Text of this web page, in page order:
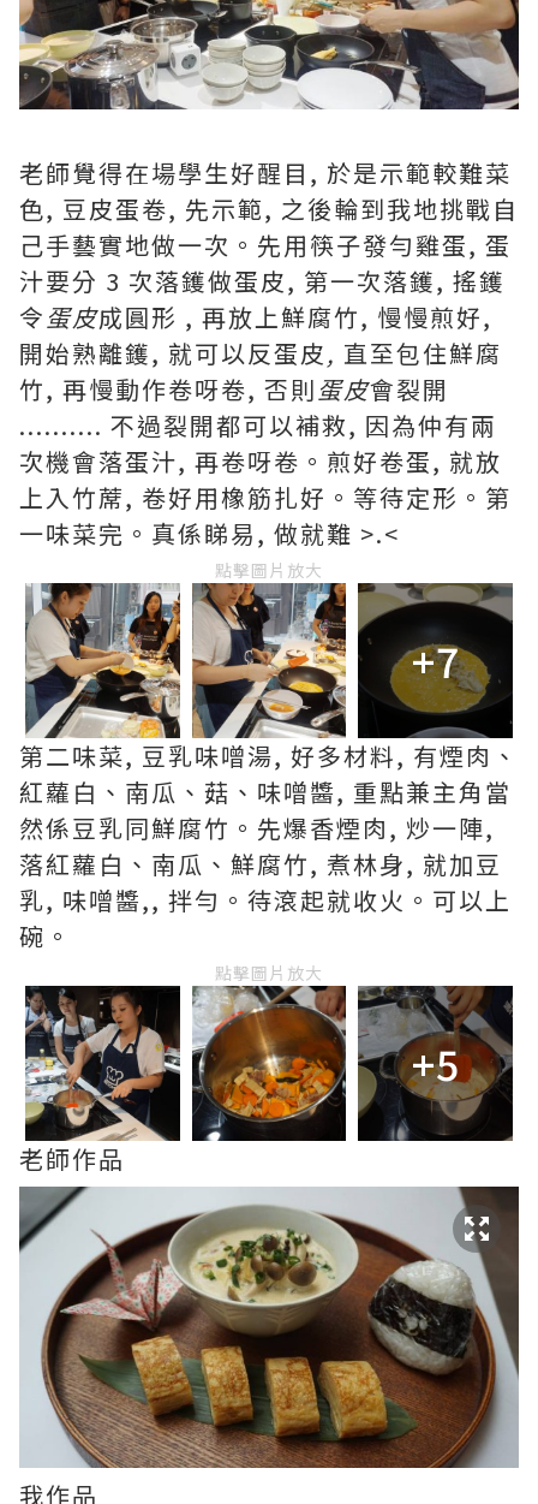
老師覺得在場學生好醒目, 於是示範較難菜
色, 豆皮蛋卷, 先示範, 之後輪到我地挑戰自
己手藝實地做一次。先用筷子發勻雞蛋, 蛋
汁要分 3 次落鑊做蛋皮, 第一次落鑊, 搖鑊
令蛋皮成圓形 , 再放上鮮腐竹, 慢慢煎好,
開始熟離鑊, 就可以反蛋皮, 直至包住鮮腐
竹, 再慢動作卷呀卷, 否則蛋皮會裂開
.......... 不過裂開都可以補救, 因為仲有兩
次機會落蛋汁, 再卷呀卷。煎好卷蛋, 就放
上入竹蓆, 卷好用橡筋扎好。等待定形。第
一味菜完。真係睇易, 做就難 >.<
點擊圖片放大
+7
第二味菜, 豆乳味噌湯, 好多材料, 有煙肉、
紅蘿白、南瓜、菇、味噌醬, 重點兼主角當
然係豆乳同鮮腐竹。先爆香煙肉, 炒一陣,
落紅蘿白、南瓜、鮮腐竹, 煮林身, 就加豆
乳, 味噌醬,, 拌勻。待滾起就收火。可以上
碗。
點擊圖片放大
+5
老師作品
我作品